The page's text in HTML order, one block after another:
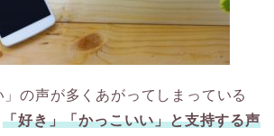
の声が多くあがってしまっている
「好き」「かっこいい」と支持する声